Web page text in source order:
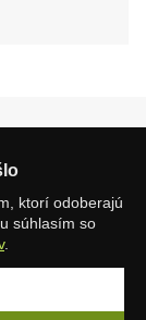
ktorí odoberajú
súhlasím so
.